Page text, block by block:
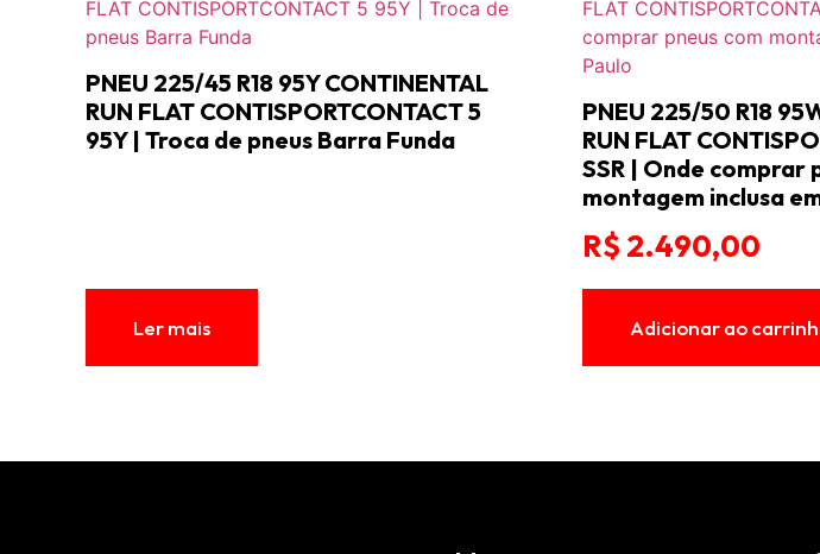
PNEU 225/45 R18 95Y CONTINENTAL
RUN FLAT CONTISPORTCONTACT 5
95Y | Troca de pneus Barra Funda
Ler mais
PNEU 225/50 R18
RUN FLAT
SSR | Onde comprar
montagem inclusa
R$ 2.490,00
Adicionar ao